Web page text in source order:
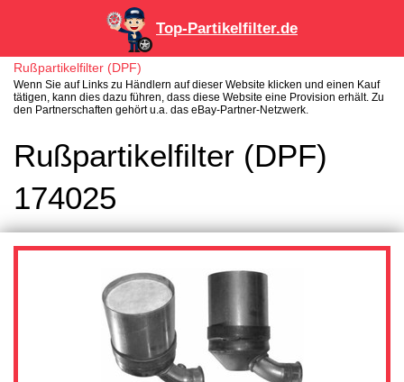
Top-Partikelfilter.de
Rußpartikelfilter (DPF)
Wenn Sie auf Links zu Händlern auf dieser Website klicken und einen Kauf
tätigen, kann dies dazu führen, dass diese Website eine Provision erhält. Zu
den Partnerschaften gehört u.a. das eBay-Partner-Netzwerk.
Rußpartikelfilter (DPF)
174025